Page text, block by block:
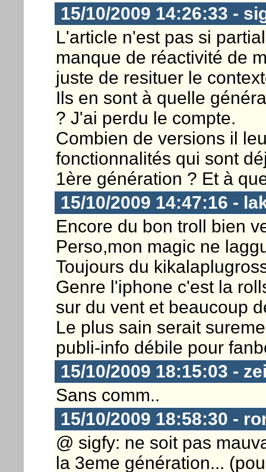
15/10/2009 14:26:33 -
L'article n'est pas si
manque de réactivité de
juste de resituer le
Ils en sont à quelle
? J'ai perdu le compte.
Combien de versions il
fonctionnalités qui sont
1ère génération ? Et à
15/10/2009 14:47:16 -
Encore du bon troll bien
Perso,mon magic ne
Toujours du
Genre l'iphone c'est la
sur du vent et beaucoup
Le plus sain serait
publi-info débile pour
15/10/2009 18:15:03 -
Sans comm..
15/10/2009 18:58:30 -
@ sigfy: ne soit pas
la 3eme génération...